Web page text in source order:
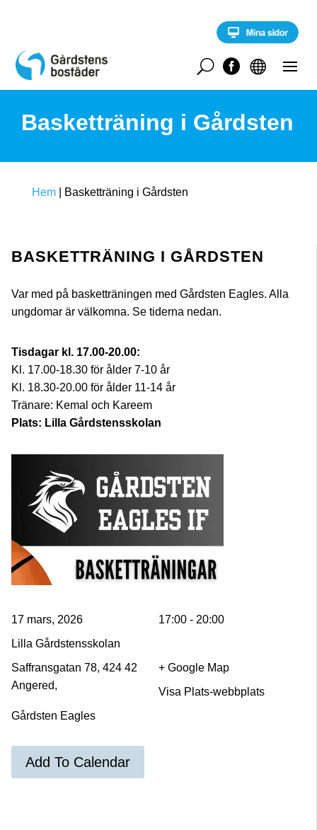
c
n


U
Basketträning i Gårdsten
Hem Basketträning i Gårdsten
BASKETTRÄNING I GÅRDSTEN
Var med på basketträningen med Gårdsten Eagles. Alla
ungdomar är välkomna. Se tiderna nedan.
Tisdagar kl. 17.00-20.00:
Kl. 17.00-18.30 för ålder 7-10 år
Kl. 18.30-20.00 för ålder 11-14 år
Tränare: Kemal och Kareem
Plats: Lilla Gårdstensskolan
17 mars, 2026
17:00 - 20:00
Lilla Gårdstensskolan
Saffransgatan 78, 424 42
Angered,
+ Google Map
Visa Plats-webbplats
Gårdsten Eagles
Add To Calendar